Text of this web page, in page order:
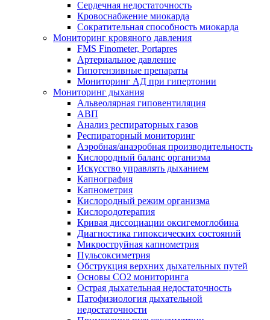
Сердечная недостаточность
Кровоснабжение миокарда
Сократительная способность миокарда
Мониторинг кровяного давления
FMS Finometer, Portapres
Артериальное давление
Гипотензивные препараты
Мониторинг АД при гипертонии
Мониторинг дыхания
Альвеолярная гиповентиляция
АВП
Анализ респираторных газов
Респираторный мониторинг
Аэробная/анаэробная производительность
Кислородный баланс организма
Искусство управлять дыханием
Капнография
Капнометрия
Кислородный режим организма
Кислородотерапия
Кривая диссоциации оксигемоглобина
Диагностика гипоксических состояний
Микроструйная капнометрия
Пульсоксиметрия
Обструкция верхних дыхательных путей
Основы СО2 мониторинга
Острая дыхательная недостаточность
Патофизиология дыхательной
недостаточности